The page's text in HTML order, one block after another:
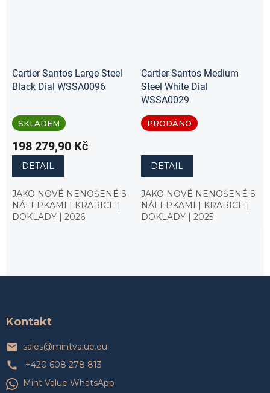
Cartier Santos Large Steel
Black Dial WSSA0096
SKLADEM
198 279,90 Kč
DETAIL
JAKO NOVÉ NENOŠENÉ S
NÁLEPKAMI | KRABICE |
DOKLADY | 2026
Cartier Santos Medium
Steel White Dial
WSSA0029
PRODÁNO
DETAIL
JAKO NOVÉ NENOŠENÉ S
NÁLEPKAMI | KRABICE |
DOKLADY | 2025
Kontakt
sales@mintvalue.eu
+420 608 278 813
Mint Value WhatsApp